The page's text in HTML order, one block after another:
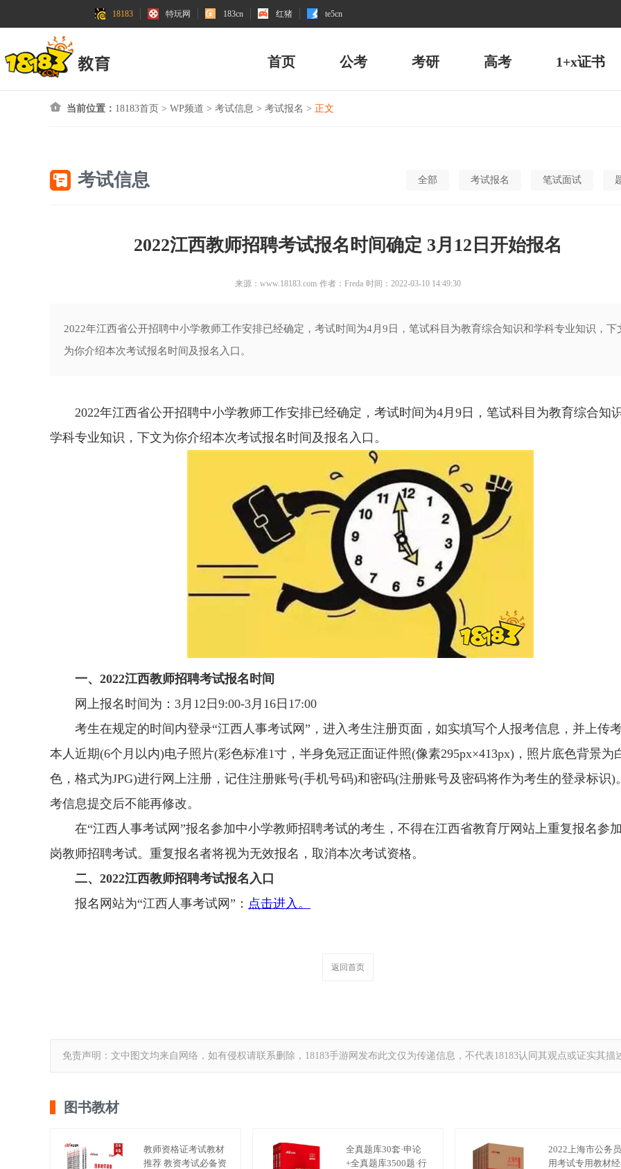
18183 特玩网 183cn 红猪 te5cn
首页 公考 考研 高考 1+x证书
当前位置： 18183首页 > WP频道 > 考试信息 > 考试报名 > 正文
考试信息 笔试面试
考试报名
全部
2022江西教师招聘考试报名时间确定 3月12日开始报名
来源：www.18183.com 作者：Freda 时间：2022-03-10 14:49:30
2022年江西省公开招聘中小学教师工作安排已经确定，考试时间为4月9日，笔试科目为教育综合知识和学科专业知识，下
为你介绍本次考试报名时间及报名入口。
2022年江西省公开招聘中小学教师工作安排已经确定，考试时间为4月9日，笔试科目为教育综合知
学科专业知识，下文为你介绍本次考试报名时间及报名入口。
一、2022江西教师招聘考试报名时间
网上报名时间为：3月12日9:00-3月16日17:00
考生在规定的时间内登录“江西人事考试网”，进入考生注册页面，如实填写个人报考信息，并上传
本人近期(6个月以内)电子照片(彩色标准1寸，半身免冠正面证件照(像素295px×413px)，照片底色背景为
色，格式为JPG)进行网上注册，记住注册账号(手机号码)和密码(注册账号及密码将作为考生的登录标识)
考信息提交后不能再修改。
在“江西人事考试网”报名参加中小学教师招聘考试的考生，不得在江西省教育厅网站上重复报名参
岗教师招聘考试。重复报名者将视为无效报名，取消本次考试资格。
二、2022江西教师招聘考试报名入口
报名网站为“江西人事考试网”： 点击进入。
返回首页
免责声明：文中图文均来自网络，如有侵权请联系删除，18183手游网发布此文仅为传递信息，不代表18183认同其观点或证实其描
图书教材
教师资格证考试教材
推荐 教资考试必备资
全真题库30套·申论
+全真题库3500题·行
2022上海市公务
用考试专用教材